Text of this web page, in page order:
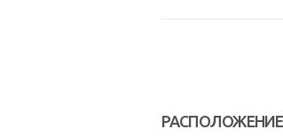
РАСПОЛОЖЕНИЕ